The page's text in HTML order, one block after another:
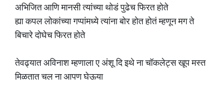
अभिजित आणि मानसी त्यांच्या थोडं पुढेच फिरत होते
ह्या कपल लोकांच्या गप्पांमध्ये त्यांना बोर होत होतं म्हणून मग ते
बिचारे दोघेच फिरत होते
तेवढ्यात अविनाश म्हणाला ए अंशू दि इथे ना चॉकलेट्स खूप मस्त
मिळतात चल ना आपण घेऊया